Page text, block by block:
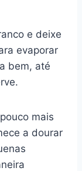
e deixe
evaporar
bem, até
mais
a dourar